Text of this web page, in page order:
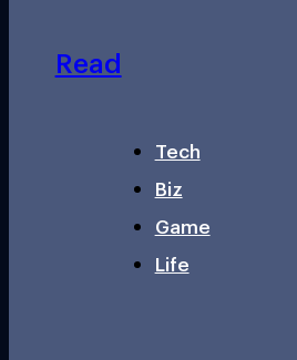
Read
Tech
Biz
Game
Life